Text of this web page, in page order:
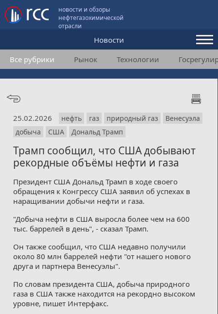
новости и обзоры
нефтегазохимической
отрасли
Новости
Аналитика и мнения
Конференции
Подписка
Пользовательское соглашение
Медиакит
Контакты
Все рубрики Рынок Технологии
25.02.2026 нефть газ природный газ
Венесуэла
добыча
США Дональд Трамп
Трамп сообщил, что США добывают
рекордные объёмы нефти и газа
Президент США Дональд Трамп в ходе своего
обращения к Конгрессу США заявил об успехах в
наращивании добычи нефти и газа.
"Добыча нефти в США выросла более чем на 600
тыс. баррелей в день", - сказал Трамп.
Он также сообщил, что США недавно получили
около 80 млн баррелей нефти "от нашего нового
друга и партнера Венесуэлы".
По словам президента США, добыча природного
газа в США также находится на рекордно высоком
уровне, пишет Интерфакс.